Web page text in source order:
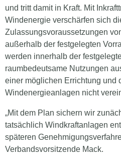
und tritt damit in Kraft. Mit
Windenergie verschärfen sich
Zulassungsvoraussetzungen
außerhalb der festgelegten
werden innerhalb der
raumbedeutsame Nutzungen
einer möglichen Errichtung und
Windenergieanlagen nicht
„Mit dem Plan sichern wir
tatsächlich Windkraftanlagen
späteren
Verbandsvorsitzende Mack.